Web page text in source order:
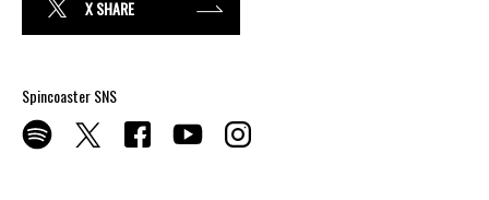
X SHARE
Spincoaster SNS